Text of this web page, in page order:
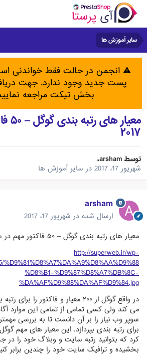
سایر آموزش ها
⚠️ انجمن در حالت فقط خواندنی
پست جدید وجود ندارد. جهت
بخش تیکت مراجعه
معیار
۲۰۱۷
توسطarsham،
شهریور 17، 2017
در سایر آموزش ها
arsham
ارسال شده در شهریور 17، 2017
معیار های رتبه بندی گوگل – ۵۰ فاکتور مهم در سال ۲۰۱۷
http://superweb.ir/wp-
%D9%81%D8%A7%DA%A9%D8%AA%D9%88
%D8%B1-%D9%87%D8%A7%DB%8C-
%DA%AF%D9%88%DA%AF%D9%84.jpg
در واقع گوگل از ۲۰۰ معیار و فاکتور را
می کند ولی کسی تمامی از تمامی این موارد
سوپر وب نیاز را بر آن دانست تا به بررسی
برای رتبه بندی بپردازد. این معیار های مهم
کرد که بتوانید رتبه سایت و وبلاگ خود را در
بخشیده و ترافیک سایت خود را چندین برابر